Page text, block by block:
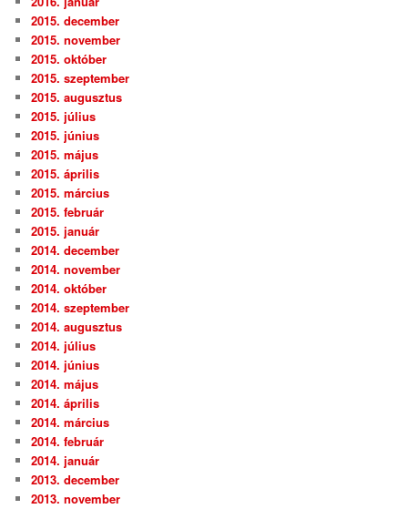
2015. december
2015. november
2015. október
2015. szeptember
2015. augusztus
2015. július
2015. június
2015. május
2015. április
2015. március
2015. február
2015. január
2014. december
2014. november
2014. október
2014. szeptember
2014. augusztus
2014. július
2014. június
2014. május
2014. április
2014. március
2014. február
2014. január
2013. december
2013. november